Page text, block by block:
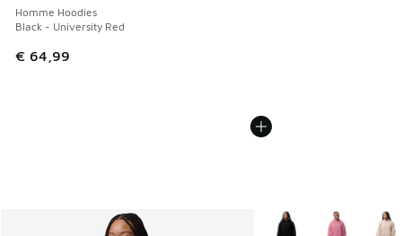
Homme Hoodies
Black - University Red
€ 64,99
Plus de couleurs